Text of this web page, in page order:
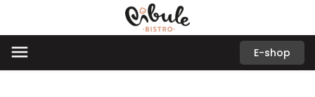
E-shop